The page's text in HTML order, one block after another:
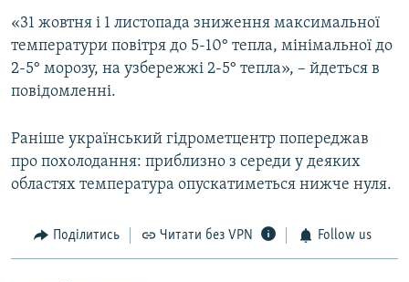
«31 жовтня і 1 листопада зниження максимальної
температури повітря до 5-10° тепла, мінімальної до
2-5° морозу, на узбережжі 2-5° тепла», – йдеться в
повідомленні.
Раніше український гідрометцентр попереджав
про похолодання: приблизно з середи у деяких
областях температура опускатиметься нижче нуля.
Поділитись Читати без VPN Follow us